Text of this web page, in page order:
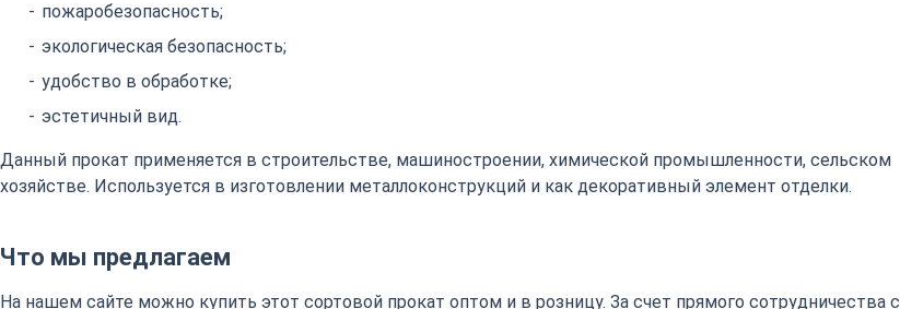
пожаробезопасность;
экологическая безопасность;
удобство в обработке;
эстетичный вид.
Данный прокат применяется в строительстве, машиностроении, химической промышленности, сельском
хозяйстве. Используется в изготовлении металлоконструкций и как декоративный элемент отделки.
Что мы предлагаем
На нашем сайте можно купить этот сортовой прокат оптом и в розницу. За счет прямого сотрудничества с